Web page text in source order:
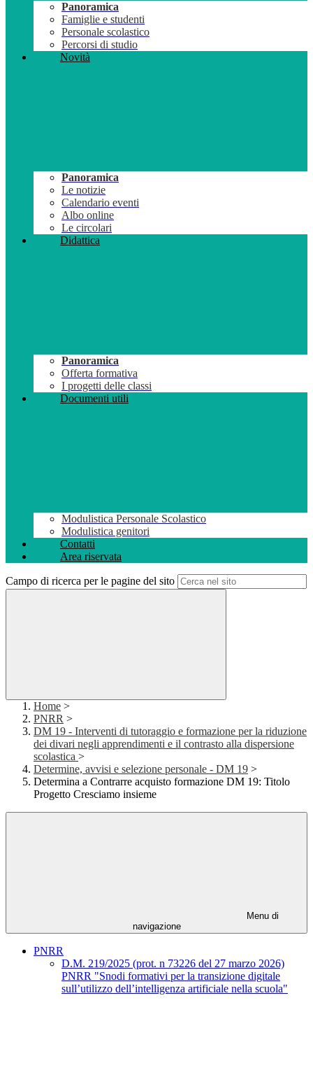
Panoramica
Famiglie e studenti
Personale scolastico
Percorsi di studio
Novità
Panoramica
Le notizie
Calendario eventi
Albo online
Le circolari
Didattica
Panoramica
Offerta formativa
I progetti delle classi
Documenti utili
Modulistica Personale Scolastico
Modulistica genitori
Contatti
Area riservata
Campo di ricerca per le pagine del sito
Home >
PNRR >
DM 19 - Interventi di tutoraggio e formazione per la riduzione
dei divari negli apprendimenti e il contrasto alla dispersione
scolastica >
Determine, avvisi e selezione personale - DM 19 >
Determina a Contrarre acquisto formazione DM 19: Titolo
Progetto Cresciamo insieme
Menu di
navigazione
PNRR
D.M. 219/2025 (prot. n 73226 del 27 marzo 2026)
PNRR "Snodi formativi per la transizione digitale
sull’utilizzo dell’intelligenza artificiale nella scuola"